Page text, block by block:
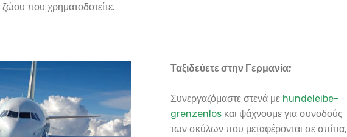
που χρηματοδοτείτε.
Ταξιδεύετε στην Γερμανία;
Συνεργαζόμαστε στενά με hundeleibe-
grenzenlosκαι ψάχνουμε για συνοδούς
των σκύλων που μεταφέρονται σε σπίτια,